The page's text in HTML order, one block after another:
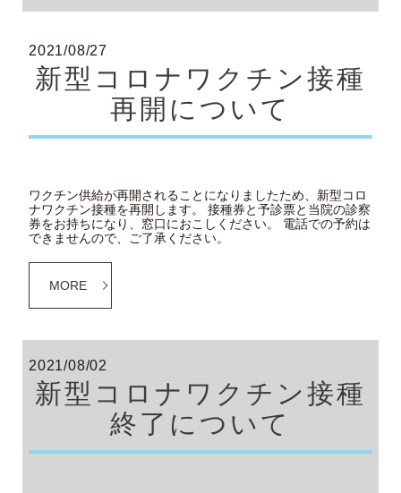
2021/08/27
新型コロナワクチン接種
再開について
ワクチン供給が再開されることになりましたため、新型コロ
ナワクチン接種を再開します。 接種券と予診票と当院の診察
券をお持ちになり、窓口におこしください。 電話での予約は
できませんので、ご了承ください。
MORE
2021/08/02
新型コロナワクチン接種
終了について